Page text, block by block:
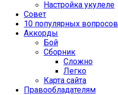
Настройка укулеле
Совет
10 популярных вопросов
Аккорды
Бой
Сборник
Сложно
Легко
Карта сайта
Правообладателям